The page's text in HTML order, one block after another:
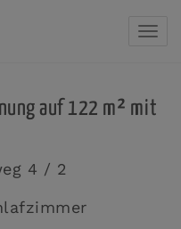
auf 122 m² mit
4 / 2